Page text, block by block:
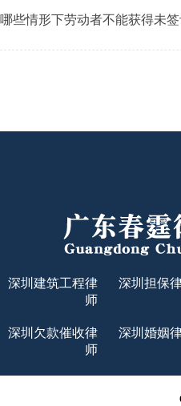
哪些情形下劳动者不能获得未
深圳建筑工程律
师
深圳担保
深圳欠款催收律
师
深圳婚姻